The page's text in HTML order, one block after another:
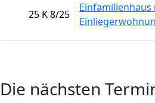
25 K 8/25
Die nächsten